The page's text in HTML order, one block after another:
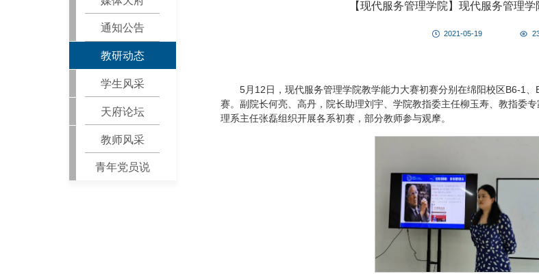
通知公告
教研动态
学生风采
天府论坛
教师风采
青年党员说
【现代服务管理学院】现代服务管理
2021-05-19
5月12日，现代服务管理学院教学能力大赛初赛分别在绵阳校区B6-1
赛。副院长何亮、高丹，院长助理刘宇、学院教指委主任柳玉寿、教指委
理系主任张磊组织开展各系初赛，部分教师参与观摩。